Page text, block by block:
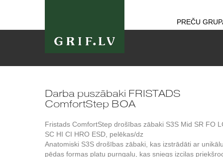
PREČU
Darba puszābaki FRISTADS
ComfortStep BOA
Fristads ComfortStep drošības zābaki S3S Mid SR FO
SC HI CI HRO ESD, pelēkas/dz
Anatomiski S3S drošības zābaki, kas izstrādāti ar
pēdas formas platu purngalu, kas sniegs izcilas